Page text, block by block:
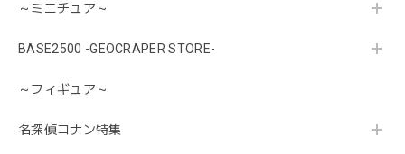
～ミニチュア～
BASE2500 -GEOCRAPER STORE-
～フィギュア～
名探偵コナン特集